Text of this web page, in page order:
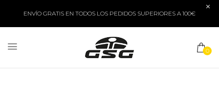
ENVÍO GRATIS EN TODOS LOS PEDIDOS SUPERIORES A 100€
0